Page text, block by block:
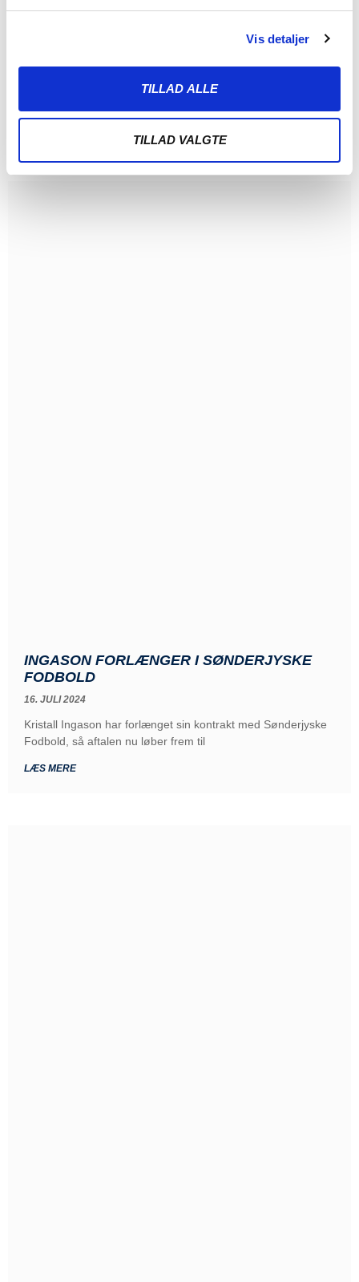
Vis detaljer
TILLAD ALLE
TILLAD VALGTE
REFERAT: LIGE VED OG NÆSTEN MOD FCK
I SOMMERENS SIDSTE TESTKAMP
København tog imod i sommerens sidste
INGASON FORLÆNGER I SØNDERJYSKE
FODBOLD
16. JULI 2024
Kristall Ingason har forlænget sin kontrakt med Sønderjyske
Fodbold, så aftalen nu løber frem til
LÆS MERE